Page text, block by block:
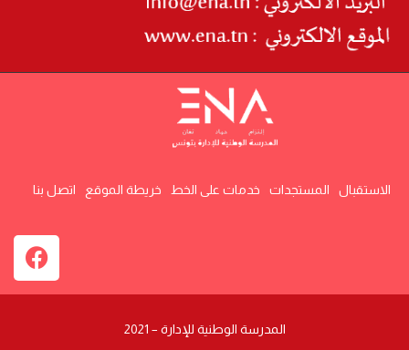
الاستقبال المستجدات خدمات على الخط خريطة الموقع اتصل بنا
المدرسة الوطنية للإدارة – 2021